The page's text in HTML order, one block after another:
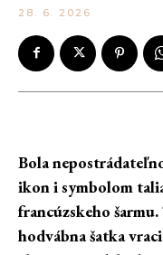
28. 6. 2026
Bola
ikon i symbolom
francúzskeho
hodvábna šatka